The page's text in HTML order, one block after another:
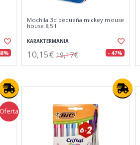
Mochila 3d pequeña mickey mouse
house 8,5 l
KARAKTERMANIA
10,15€ 19,17€ - 47%
Oferta